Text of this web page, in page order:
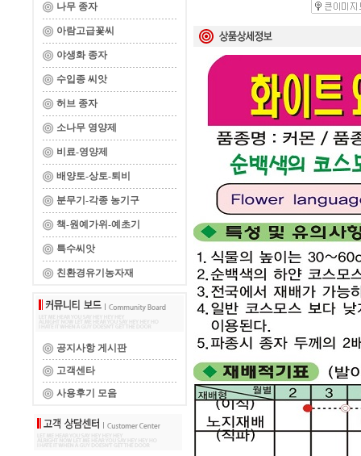
나무 종자
아람고급꽃씨
야생화 종자
수입종 씨앗
허브 종자
소나무 영양제
비료-영양제
배양토-상토-퇴비
분무기-각종 농기구
책-원예가위-예초기
특수씨앗
친환경유기농자재
공지사항 게시판
고객센타
사용후기 모음